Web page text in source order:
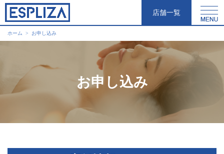
店舗一覧
ホーム お申し込み
お申し込み